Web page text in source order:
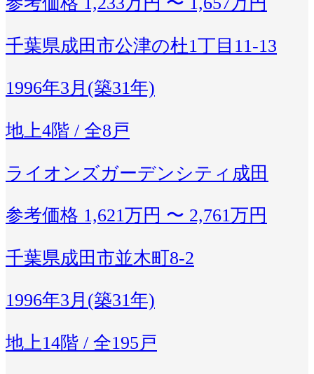
千葉県成田市公津の杜1丁目11-13
1996年3月(築31年)
地上4階 / 全8戸
ライオンズガーデンシティ成田
参考価格 1,621万円 〜 2,761万円
千葉県成田市並木町8-2
1996年3月(築31年)
地上14階 / 全195戸